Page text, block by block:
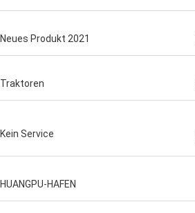
Neues Produkt 2021
Traktoren
Kein Service
HUANGPU-HAFEN